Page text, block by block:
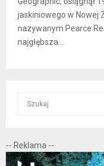
jaskiniowego w Nowej
nazywanym Pearce
najgłębsza...
c
h
-- Reklama --